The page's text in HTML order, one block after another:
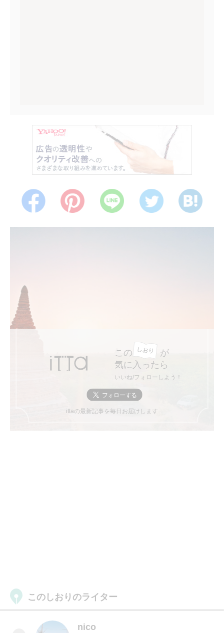
この
が
気に入ったら
いいね/フォローしよう！
ittaの最新記事を毎日お届けします
このしおりのライター
nico